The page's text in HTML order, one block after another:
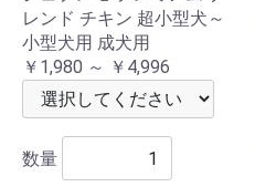
レンド チキン 超小型犬～
小型犬用 成犬用
￥1,980 ～ ￥4,996
数量